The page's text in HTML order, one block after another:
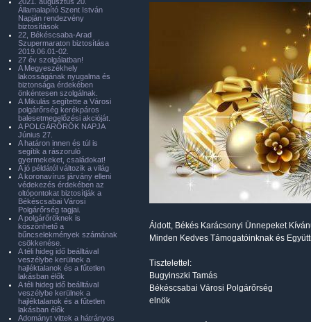
Áldott, Békés Karácsonyi Ünnepeket
Minden Kedves Támogatóinknak és
Tisztelettel:
Bugyinszki Tamás
Békéscsabai Városi Polgárőrség
elnök
Államalapító Szent István
Napján rendezvény
biztosítások
22, Békéscsaba-Arad
Szupermaraton biztosítása
2019.06.01-02.
27 év szolgálatban!
A Megyeszékhely
lakosságának nyugalma és
biztonsága érdekében
önkéntesen szolgálnak.
A Mikulás segítette a Városi
polgárőrség kerékpáros
balesetmegelőzési akcióját.
A POLGÁRŐRÖK NAPJA
Június 27.
A határon innen és túl is
segítik a rászoruló
gyermekeket, családokat!
A jó példától változik a világ
A koronavírus járvány elleni
védekezés érdekében az
oltópontokat biztosítják a
Békéscsabai Városi
Polgárőrség tagjai.
A polgárőröknek is
köszönhető a
bűncselekmények számának
csökkenése.
A téli hideg idő beálltával
veszélybe kerülnek a
hajléktalanok és a fűtetlen
lakásban élők
A téli hideg idő beálltával
veszélybe kerülnek a
hajléktalanok és a fűtetlen
lakásban élők
Adományt vittek a hátrányos